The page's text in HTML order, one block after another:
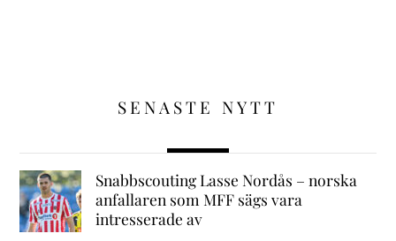
SENASTE NYTT
Snabbscouting Lasse Nordås – norska
anfallaren som MFF sägs vara
intresserade av